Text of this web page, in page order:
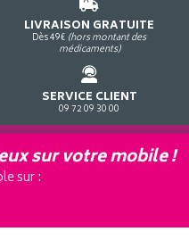
LIVRAISON GRATUITE
Dès 49€ (hors montant des
médicaments)
SERVICE CLIENT
09 72 09 30 00
sur votre mobile !
sur :